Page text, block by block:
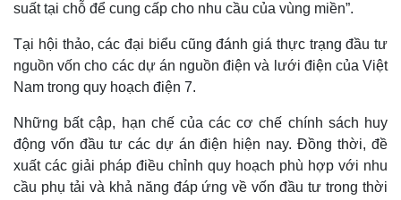
Thế giới
Quan sát
Cuộc sống đó đây
Hồ sơ
Multimedia
Video
Ảnh
E-Magazine
suất tại chỗ để cung cấp cho nhu cầu của vùng miền”.
Tại hội thảo, các đại biểu cũng đánh giá thực trạng đầu tư
nguồn vốn cho các dự án nguồn điện và lưới điện của Việt
Nam trong quy hoạch điện 7.
Những bất cập, hạn chế của các cơ chế chính sách huy
động vốn đầu tư các dự án điện hiện nay. Đồng thời, đề
xuất các giải pháp điều chỉnh quy hoạch phù hợp với nhu
cầu phụ tải và khả năng đáp ứng về vốn đầu tư trong thời